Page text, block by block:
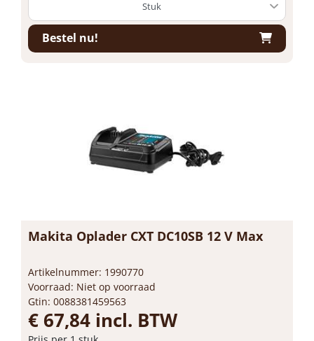
Bestel nu!
Makita Oplader CXT DC10SB 12 V Max
Artikelnummer: 1990770
Voorraad: Niet op voorraad
Gtin: 0088381459563
€ 67,84 incl. BTW